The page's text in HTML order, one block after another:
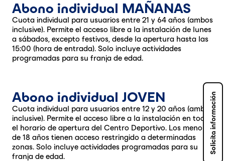
Abono individual MAÑANAS
Cuota individual para usuarios entre 21 y 64 años (ambos
inclusive). Permite el acceso libre a la instalación de lunes
a sábados, excepto festivos, desde la apertura hasta las
15:00 (hora de entrada). Solo incluye actividades
programadas para su franja de edad.
Abono individual JOVEN
Cuota individual para usuarios entre 12 y 20 años (ambos
inclusive). Permite el acceso libre a la instalación en todo
el horario de apertura del Centro Deportivo. Los menores
de 18 años tienen acceso restringido a determinadas
zonas. Solo incluye actividades programadas para su
franja de edad.
Solicita información